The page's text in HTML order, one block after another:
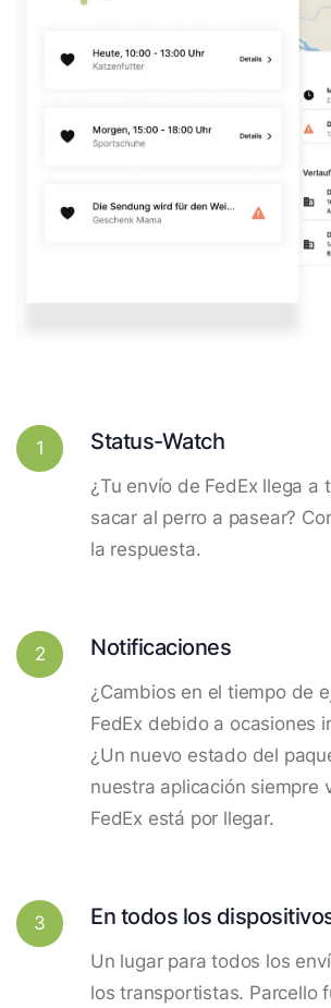
1 Status-Watch
¿Tu envío de FedEx llega a
sacar al perro a pasear?
la respuesta.
2 Notificaciones
¿Cambios en el tiempo de
FedEx debido a ocasiones
¿Un nuevo estado del
nuestra aplicación siempre
FedEx está por llegar.
3 En todos los
Un lugar para todos los
los transportistas. Parcello